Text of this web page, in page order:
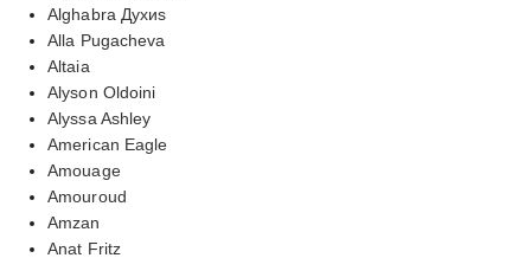
Alghabra Духиs
Alla Pugacheva
Altaia
Alyson Oldoini
Alyssa Ashley
American Eagle
Amouage
Amouroud
Amzan
Anat Fritz